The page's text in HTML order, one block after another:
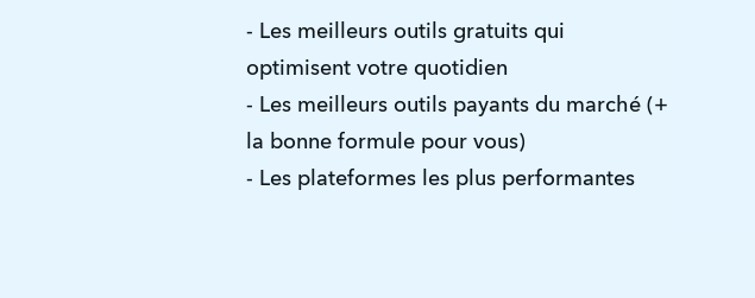
- Les meilleurs outils gratuits qui
optimisent votre quotidien
- Les meilleurs outils payants du marché (+
la bonne formule pour vous)
- Les plateformes les plus performantes